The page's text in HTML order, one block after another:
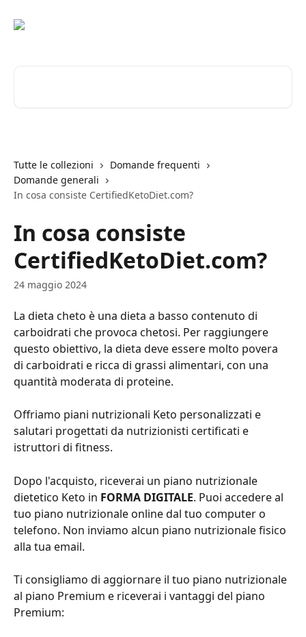
Tutte le collezioni
Domande frequenti
Domande generali
In cosa consiste CertifiedKetoDiet.com?
In cosa consiste
CertifiedKetoDiet.com?
24 maggio 2024
La dieta cheto è una dieta a basso contenuto di
carboidrati che provoca chetosi. Per raggiungere
questo obiettivo, la dieta deve essere molto povera
di carboidrati e ricca di grassi alimentari, con una
quantità moderata di proteine.
Offriamo piani nutrizionali Keto personalizzati e
salutari progettati da nutrizionisti certificati e
istruttori di fitness.
Dopo l'acquisto, riceverai un piano nutrizionale
dietetico Keto in FORMA DIGITALE. Puoi accedere al
tuo piano nutrizionale online dal tuo computer o
telefono. Non inviamo alcun piano nutrizionale fisico
alla tua email.
Ti consigliamo di aggiornare il tuo piano nutrizionale
al piano Premium e riceverai i vantaggi del piano
Premium: